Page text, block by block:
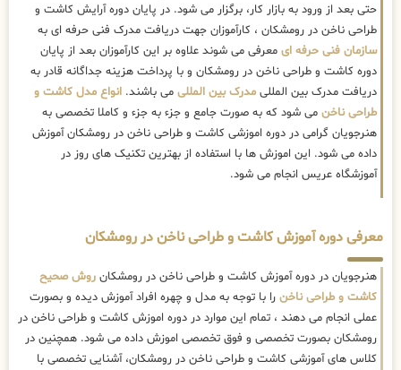
حتی بعد از ورود به بازار کار، برگزار می شود. در پایان دوره آرایش کاشت و
طراحی ناخن در رومشکان ، کارآموزان جهت دریافت مدرک فنی حرفه ای به
سازمان فنی حرفه ای معرفی می شوند علاوه بر این کارآموزان بعد از پایان
دوره کاشت و طراحی ناخن در رومشکان و با پرداخت هزینه جداگانه قادر به
دریافت مدرک بین المللی مدرک بین المللی می باشند. انواع مدل کاشت و
طراحی ناخن می شود که به صورت جامع و جزء به جزء و کاملا تخصصی به
هنرجویان گرامی در دوره اموزشی کاشت و طراحی ناخن در رومشکان آموزش
داده می شود. این اموزش ها با استفاده از بهترین تکنیک های روز در
آموزشگاه عریس انجام می شود.
معرفی دوره آموزش کاشت و طراحی ناخن در رومشکان
هنرجویان در دوره آموزش کاشت و طراحی ناخن در رومشکان روش صحیح
کاشت و طراحی ناخن را با توجه به مدل و چهره افراد آموزش دیده و بصورت
عملی انجام می دهند ، تمام این موارد در دوره اموزش کاشت و طراحی ناخن در
رومشکان بصورت تخصصی و فوق تخصصی اموزش داده می شود. همچنین در
کلاس های آموزشی کاشت و طراحی ناخن در رومشکان، آشنایی تخصصی با